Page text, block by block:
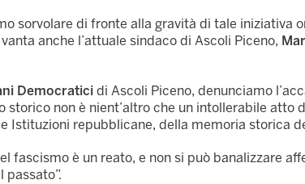
sorvolare di fronte alla gravità di tale iniziativa
anche l’attuale sindaco di Ascoli Piceno,
Democratici di Ascoli Piceno, denunciamo
storico non è nient’altro che un intollerabile atto
Istituzioni repubblicane, della memoria storica
fascismo è un reato, e non si può banalizzare